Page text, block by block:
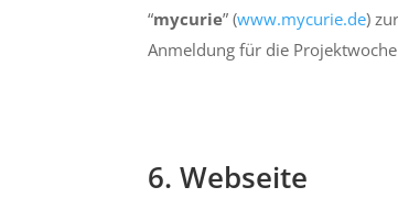
“mycurie” (www.mycurie.de)
Anmeldung für die
6. Webseite